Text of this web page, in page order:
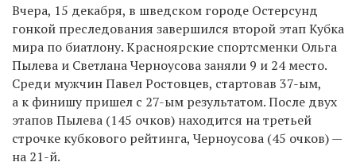
Вчера, 15 декабря, в шведском городе Остерсунд
гонкой преследования завершился второй этап Кубка
мира по биатлону. Красноярские спортсменки Ольга
Пылева и Светлана Черноусова заняли 9 и 24 место.
Среди мужчин Павел Ростовцев, стартовав 37-ым,
а к финишу пришел с 27-ым результатом. После двух
этапов Пылева (145 очков) находится на третьей
строчке кубкового рейтинга, Черноусова (45 очков) —
на 21-й.